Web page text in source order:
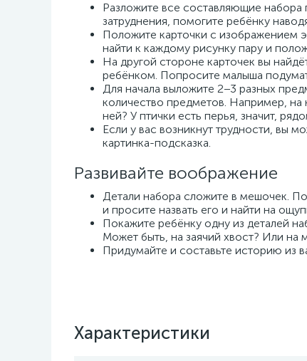
Разложите все составляющие
затруднения, помогите ребёнку
Положите карточки с изображением
найти к каждому рисунку пару и
На другой стороне карточек вы
ребёнком. Попросите малыша
Для начала выложите 2−3 разных
количество предметов. Например, на
ней? У птички есть перья, значит,
Если у вас возникнут трудности, вы
картинка-подсказка.
Развивайте воображение
Детали набора сложите в мешочек.
и просите назвать его и найти на
Покажите ребёнку одну из деталей
Может быть, на заячий хвост? Или на
Придумайте и составьте историю из
Характеристики